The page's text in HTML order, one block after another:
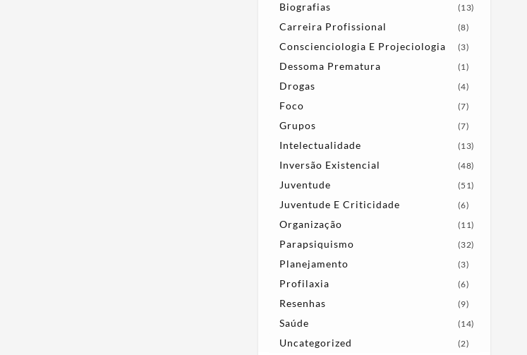
Biografias (13)
Carreira Profissional (8)
Conscienciologia E Projeciologia (3)
Dessoma Prematura (1)
Drogas (4)
Foco (7)
Grupos (7)
Intelectualidade (13)
Inversão Existencial (48)
Juventude (51)
Juventude E Criticidade (6)
Organização (11)
Parapsiquismo (32)
Planejamento (3)
Profilaxia (6)
Resenhas (9)
Saúde (14)
Uncategorized (2)